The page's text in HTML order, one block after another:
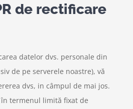
de rectificare
datelor dvs. personale din
de pe serverele noastre), vă
dvs, in câmpul de mai jos.
termenul limită fixat de